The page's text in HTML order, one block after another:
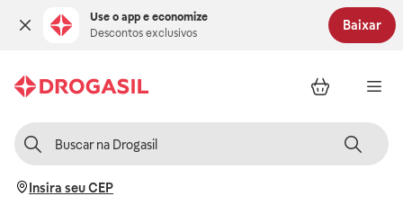
Use o app e economize
Descontos exclusivos
Baixar
Insira seu CEP